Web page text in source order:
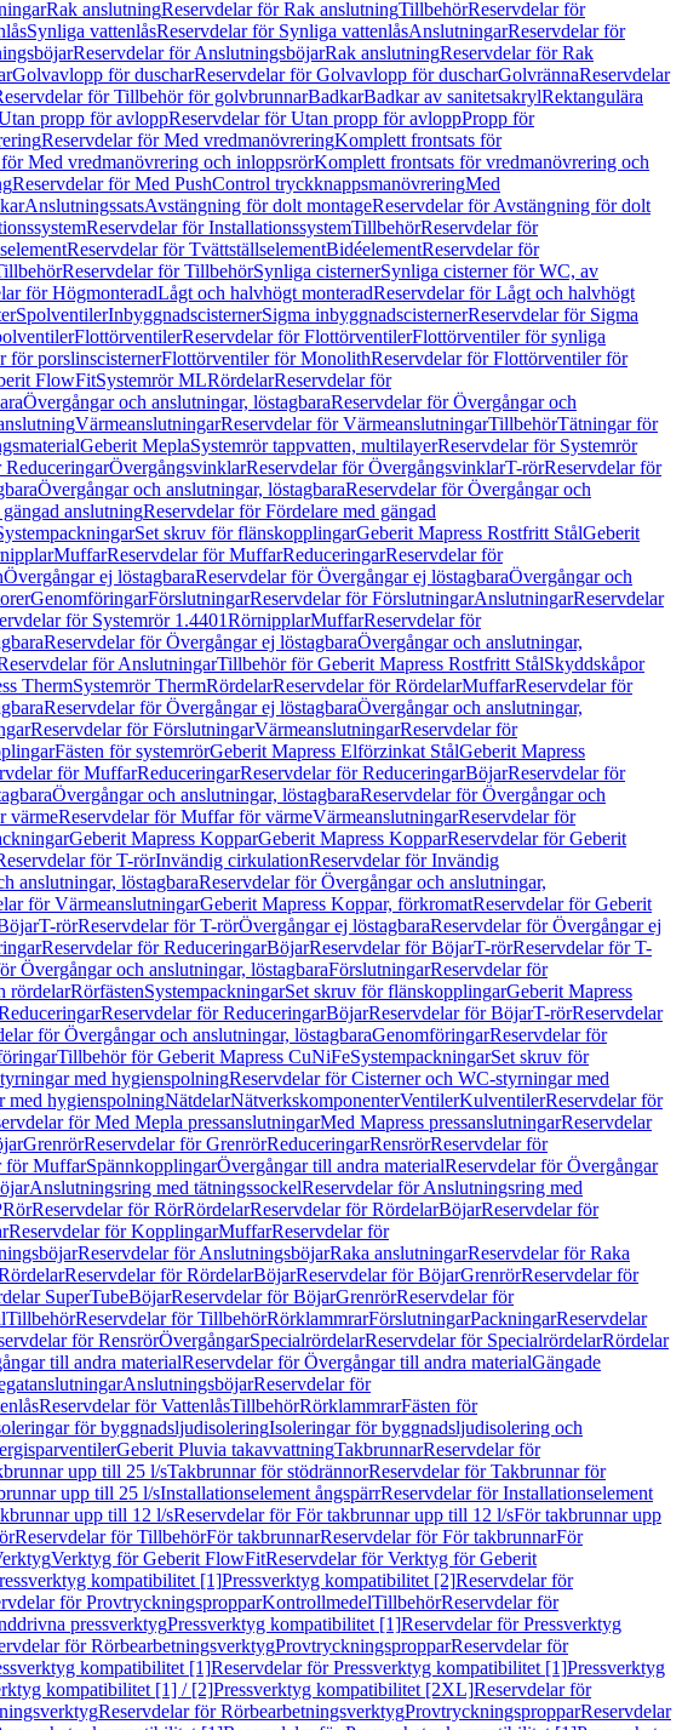
Rak anslutningReservdelar för Rak anslutningTillbehörReservdelar för
Synliga vattenlåsReservdelar för Synliga vattenlåsAnslutningarReservdelar för
Reservdelar för AnslutningsböjarRak anslutningReservdelar för Rak
Golvavlopp för duscharReservdelar för Golvavlopp för duscharGolvrännaReservdelar
för Tillbehör för golvbrunnarBadkarBadkar av sanitetsakrylRektangulära
propp för avloppReservdelar för Utan propp för avloppPropp för
Reservdelar för Med vredmanövreringKomplett frontsats för
Med vredmanövrering och inloppsrörKomplett frontsats för vredmanövrering och
Reservdelar för Med PushControl tryckknappsmanövreringMed
AnslutningssatsAvstängning för dolt montageReservdelar för Avstängning för dolt
Reservdelar för InstallationssystemTillbehörReservdelar för
Reservdelar för TvättställselementBidéelementReservdelar för
Reservdelar för TillbehörSynliga cisternerSynliga cisterner för WC, av
för HögmonteradLågt och halvhögt monteradReservdelar för Lågt och halvhögt
SpolventilerInbyggnadscisternerSigma inbyggnadscisternerReservdelar för Sigma
FlottörventilerReservdelar för FlottörventilerFlottörventiler för synliga
för porslinscisternerFlottörventiler för MonolithReservdelar för Flottörventiler för
FlowFitSystemrör MLRördelarReservdelar för
Övergångar och anslutningar, löstagbaraReservdelar för Övergångar och
VärmeanslutningarReservdelar för VärmeanslutningarTillbehörTätningar för
Geberit MeplaSystemrör tappvatten, multilayerReservdelar för Systemrör
ReduceringarÖvergångsvinklarReservdelar för ÖvergångsvinklarT-rörReservdelar för
Övergångar och anslutningar, löstagbaraReservdelar för Övergångar och
anslutningReservdelar för Fördelare med gängad
Set skruv för flänskopplingarGeberit Mapress Rostfritt StålGeberit
MuffarReservdelar för MuffarReduceringarReservdelar för
Övergångar ej löstagbaraReservdelar för Övergångar ej löstagbaraÖvergångar och
GenomföringarFörslutningarReservdelar för FörslutningarAnslutningarReservdelar
för Systemrör 1.4401RörnipplarMuffarReservdelar för
Reservdelar för Övergångar ej löstagbaraÖvergångar och anslutningar,
för AnslutningarTillbehör för Geberit Mapress Rostfritt StålSkyddskåpor
ThermSystemrör ThermRördelarReservdelar för RördelarMuffarReservdelar för
Reservdelar för Övergångar ej löstagbaraÖvergångar och anslutningar,
Reservdelar för FörslutningarVärmeanslutningarReservdelar för
Fästen för systemrörGeberit Mapress Elförzinkat StålGeberit Mapress
för MuffarReduceringarReservdelar för ReduceringarBöjarReservdelar för
Övergångar och anslutningar, löstagbaraReservdelar för Övergångar och
värmeReservdelar för Muffar för värmeVärmeanslutningarReservdelar för
Geberit Mapress KopparGeberit Mapress KopparReservdelar för Geberit
för T-rörInvändig cirkulationReservdelar för Invändig
anslutningar, löstagbaraReservdelar för Övergångar och anslutningar,
för VärmeanslutningarGeberit Mapress Koppar, förkromatReservdelar för Geberit
T-rörReservdelar för T-rörÖvergångar ej löstagbaraReservdelar för Övergångar ej
Reservdelar för ReduceringarBöjarReservdelar för BöjarT-rörReservdelar för T-
Övergångar och anslutningar, löstagbaraFörslutningarReservdelar för
rördelarRörfästenSystempackningarSet skruv för flänskopplingarGeberit Mapress
Reservdelar för ReduceringarBöjarReservdelar för BöjarT-rörReservdelar
för Övergångar och anslutningar, löstagbaraGenomföringarReservdelar för
Tillbehör för Geberit Mapress CuNiFeSystempackningarSet skruv för
med hygienspolningReservdelar för Cisterner och WC-styrningar med
med hygienspolningNätdelarNätverkskomponenterVentilerKulventilerReservdelar för
för Med Mepla pressanslutningarMed Mapress pressanslutningarReservdelar
GrenrörReservdelar för GrenrörReduceringarRensrörReservdelar för
för MuffarSpännkopplingarÖvergångar till andra materialReservdelar för Övergångar
Anslutningsring med tätningssockelReservdelar för Anslutningsring med
RörReservdelar för RörRördelarReservdelar för RördelarBöjarReservdelar för
Reservdelar för KopplingarMuffarReservdelar för
Reservdelar för AnslutningsböjarRaka anslutningarReservdelar för Raka
Reservdelar för RördelarBöjarReservdelar för BöjarGrenrörReservdelar för
SuperTubeBöjarReservdelar för BöjarGrenrörReservdelar för
TillbehörReservdelar för TillbehörRörklammrarFörslutningarPackningarReservdelar
för RensrörÖvergångarSpecialrördelarReservdelar för SpecialrördelarRördelar
till andra materialReservdelar för Övergångar till andra materialGängade
AnslutningsböjarReservdelar för
Reservdelar för VattenlåsTillbehörRörklammrarFästen för
för byggnadsljudisoleringIsoleringar för byggnadsljudisolering och
Geberit Pluvia takavvattningTakbrunnarReservdelar för
upp till 25 l/sTakbrunnar för stödrännorReservdelar för Takbrunnar för
upp till 25 l/sInstallationselement ångspärrReservdelar för Installationselement
upp till 12 l/sReservdelar för För takbrunnar upp till 12 l/sFör takbrunnar upp
Reservdelar för TillbehörFör takbrunnarReservdelar för För takbrunnarFör
Verktyg för Geberit FlowFitReservdelar för Verktyg för Geberit
kompatibilitet [1]Pressverktyg kompatibilitet [2]Reservdelar för
för ProvtryckningspropparKontrollmedelTillbehörReservdelar för
pressverktygPressverktyg kompatibilitet [1]Reservdelar för Pressverktyg
för RörbearbetningsverktygProvtryckningspropparReservdelar för
kompatibilitet [1]Reservdelar för Pressverktyg kompatibilitet [1]Pressverktyg
kompatibilitet [1] / [2]Pressverktyg kompatibilitet [2XL]Reservdelar för
Reservdelar för RörbearbetningsverktygProvtryckningspropparReservdelar